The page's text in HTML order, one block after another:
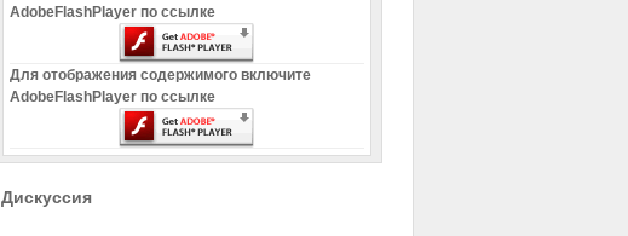
AdobeFlashPlayer по ссылке
Для отображения содержимого включите
AdobeFlashPlayer по ссылке
Дискуссия